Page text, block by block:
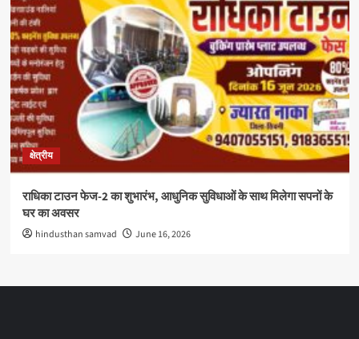
क्षेत्रीय
राधिका टाउन फेज-2 का शुभारंभ, आधुनिक सुविधाओं के साथ मिलेगा सपनों के
घर का अवसर
hindusthan samvad June 16, 2026